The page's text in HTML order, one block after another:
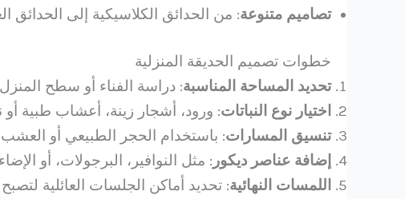
تصاميم متنوعة: من الحدائق الكلاسيكية إلى الحدائق
خطوات تصميم الحديقة المنزلية
تحديد المساحة المناسبة: دراسة الفناء أو سطح
اختيار نوع النباتات: ورود، أشجار زينة، أعشاب طبية أو
تنسيق المسارات: باستخدام الحجر الطبيعي أو
إضافة عناصر ديكور : مثل النوافير، البرجولات، أو
اللمسات النهائية: تحديد أماكن الجلسات العائلية